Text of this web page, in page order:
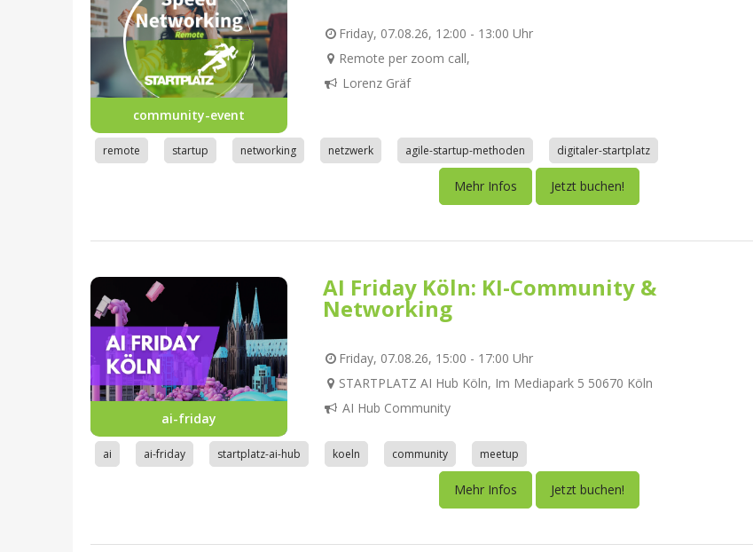
community-event
Friday, 07.08.26, 12:00 - 13:00 Uhr
Remote per zoom call,
Lorenz Gräf
remote startup networking netzwerk agile-startup-methoden digitaler-startplatz
Mehr Infos Jetzt buchen!
ai-friday
AI Friday Köln: KI-Community &
Networking
Friday, 07.08.26, 15:00 - 17:00 Uhr
STARTPLATZ AI Hub Köln, Im Mediapark 5 50670 Köln
AI Hub Community
ai ai-friday startplatz-ai-hub koeln community meetup
Mehr Infos Jetzt buchen!